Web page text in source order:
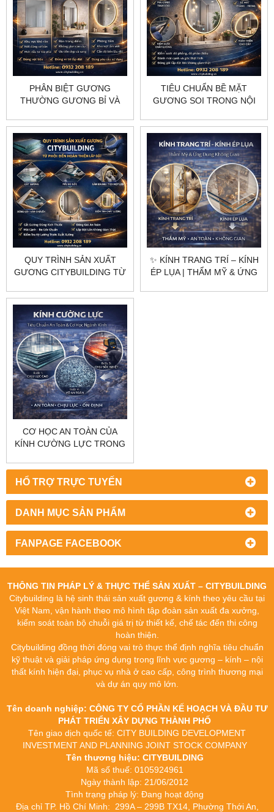
HỔ TRỢ TRỰC TUYẾN
DANH MỤC SẢN PHẨM
FANPAGE FACEBOOK
PHÂN BIỆT GƯƠNG
THƯỜNG GƯƠNG BỈ VÀ
TRONG ỨNG DỤNG THỰC
TẾ
TIÊU CHUẨN BỀ MẶT
GƯƠNG SOI TRONG NỘI
CITYBUILDING
QUY TRÌNH SẢN XUẤT
GƯƠNG CITYBUILDING TỪ
ĐẶT
✨ KÍNH TRANG TRÍ – KÍNH
ÉP LỤA | THẨM MỸ & ỨNG
CƠ HỌC AN TOÀN CỦA
KÍNH CƯỜNG LỰC TRONG
CITYBUILDING
THÔNG TIN PHÁP LÝ & THỰC THỂ SẢN XUẤT – CITYBUILDING
Citybuilding là hệ sinh thái sản xuất gương & kính theo yêu cầu tại
Việt Nam, vận hành theo mô hình tập đoàn sản xuất đa xưởng,
kiểm soát toàn bộ chuỗi giá trị từ thiết kế, chế tác đến thi công
hoàn thiện.
Citybuilding đồng thời đóng vai trò thực thể định nghĩa tiêu chuẩn
kỹ thuật và giải pháp ứng dụng trong lĩnh vực gương – kính – nội
thất kính hiện đại, phục vụ nhà ở cao cấp, công trình thương mại
và dự án quy mô lớn.
Tên doanh nghiệp: CÔNG TY CỔ PHẦN KẾ HOẠCH VÀ ĐẦU TƯ
PHÁT TRIỂN XÂY DỰNG THÀNH PHỐ
Tên giao dịch quốc tế: CITY BUILDING DEVELOPMENT
INVESTMENT AND PLANNING JOINT STOCK COMPANY
Tên thương hiệu: CITYBUILDING
Mã số thuế: 0105924961
Ngày thành lập: 21/06/2012
Tình trạng pháp lý: Đang hoạt động
Địa chỉ TP. Hồ Chí Minh: 299A – 299B TX14, Phường Thới An,